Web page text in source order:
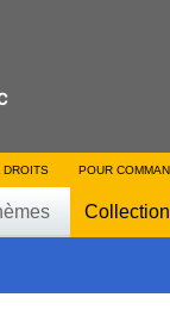
DROITS POUR